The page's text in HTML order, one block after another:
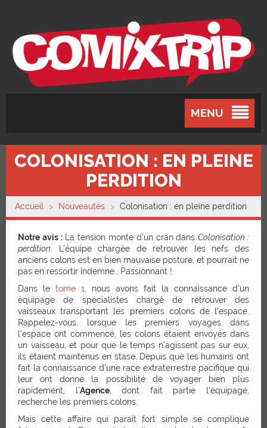
MENU
COLONISATION : EN PLEINE
PERDITION
Accueil Nouveautés Colonisation : en pleine perdition
Notre avis :La tension monte d’un cran dansColonisation :
perdition . L’équipe chargée de retrouver les nefs des
anciens colons est en bien mauvaise posture, et pourrait ne
pas en ressortir indemne… Passionnant !
Dans le tome 1
, nous avons fait la connaissance d’un
équipage de spécialistes chargé de retrouver des
vaisseaux transportant les premiers colons de l’espace.
Rappelez-vous, lorsque les premiers voyages dans
l’espace ont commencé, les colons étaient envoyés dans
un vaisseau, et pour que le temps n’agissent pas sur eux,
ils étaient maintenus en stase. Depuis que les humains ont
fait la connaissance d’une race extraterrestre pacifique qui
leur ont donné la possibilité de voyager bien plus
rapidement, l’Agence, dont fait partie l’équipage,
recherche les premiers colons.
Mais cette affaire qui paraît fort simple se complique